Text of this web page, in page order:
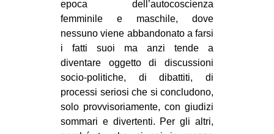
epoca dell’autocoscienza
femminile e maschile, dove
nessuno viene abbandonato a farsi
i fatti suoi ma anzi tende a
diventare oggetto di discussioni
socio-politiche, di dibattiti, di
processi seriosi che si concludono,
solo provvisoriamente, con giudizi
sommari e divertenti. Per gli altri,